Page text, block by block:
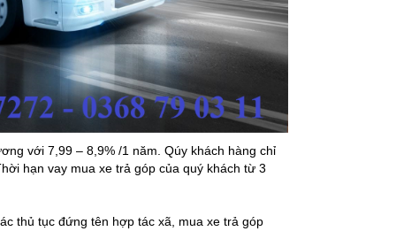
với 7,99 – 8,9% /1 năm. Qúy khách hàng chỉ
hạn vay mua xe trả góp của quý khách từ 3
thủ tục đứng tên hợp tác xã, mua xe trả góp